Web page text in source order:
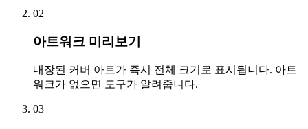
02
아트워크 미리보기
내장된 커버 아트가 즉시 전체 크기로 표시됩니다. 아트
워크가 없으면 도구가 알려줍니다.
03